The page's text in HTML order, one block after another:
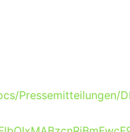
Pressemitteilungen/